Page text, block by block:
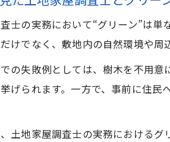
士の実務において“グリーン”は
けでなく、敷地内の自然環境や周
の失敗例としては、樹木を不用
げられます。一方で、事前に住
土地家屋調査士の実務における